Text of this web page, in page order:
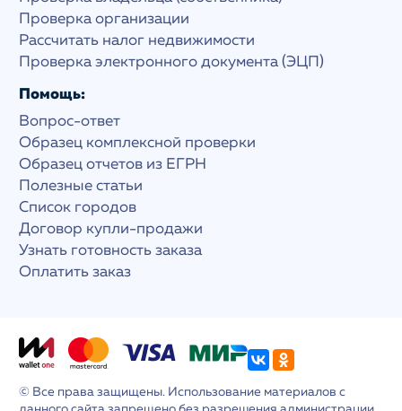
Проверка организации
Рассчитать налог недвижимости
Проверка электронного документа (ЭЦП)
Помощь:
Вопрос-ответ
Образец комплексной проверки
Образец отчетов из ЕГРН
Полезные статьи
Список городов
Договор купли-продажи
Узнать готовность заказа
Оплатить заказ
© Все права защищены. Использование материалов с